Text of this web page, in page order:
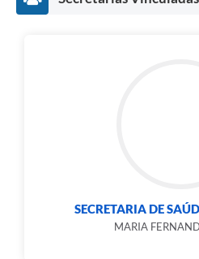
SECRETARIA DE
MARIA